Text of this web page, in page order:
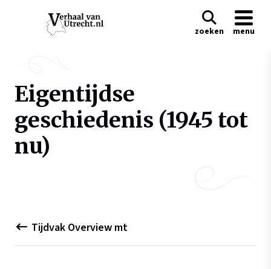
zoeken menu
Eigentijdse
geschiedenis (1945 tot
nu)
Tijdvak Overview mt